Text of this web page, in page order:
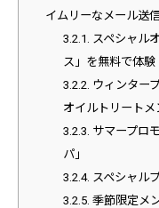
イムリーなメール送
3.2.1.
スペシャル
ス」を無料で体験
3.2.2. ウィンター
オイルトリートメ
3.2.3. サマープロ
パ」
3.2.4. スペシャル
3.2.5. 季節限定メ